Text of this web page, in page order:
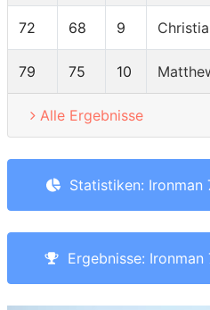
72 68 9
79 75 10
Alle Ergebnisse
Statistiken: Ironman
Ergebnisse: